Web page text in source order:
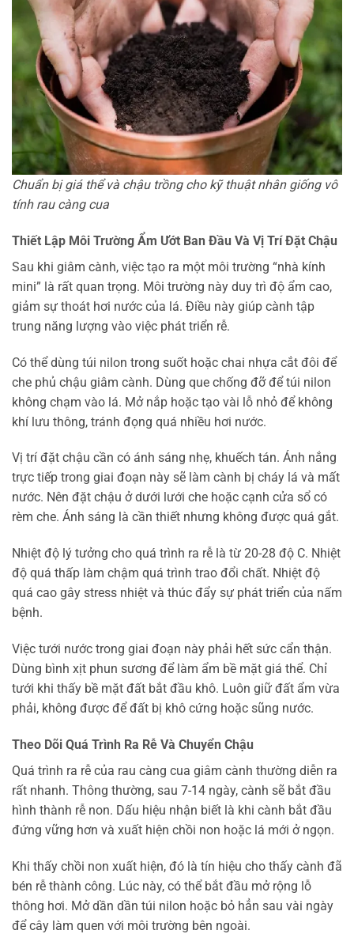
Chuẩn bị giá thể và chậu trồng cho kỹ thuật nhân giống vô
tính rau càng cua
Thiết Lập Môi Trường Ẩm Ướt Ban Đầu Và Vị Trí Đặt Chậu
Sau khi giâm cành, việc tạo ra một môi trường “nhà kính
mini” là rất quan trọng. Môi trường này duy trì độ ẩm cao,
giảm sự thoát hơi nước của lá. Điều này giúp cành tập
trung năng lượng vào việc phát triển rễ.
Có thể dùng túi nilon trong suốt hoặc chai nhựa cắt đôi để
che phủ chậu giâm cành. Dùng que chống đỡ để túi nilon
không chạm vào lá. Mở nắp hoặc tạo vài lỗ nhỏ để không
khí lưu thông, tránh đọng quá nhiều hơi nước.
Vị trí đặt chậu cần có ánh sáng nhẹ, khuếch tán. Ánh nắng
trực tiếp trong giai đoạn này sẽ làm cành bị cháy lá và mất
nước. Nên đặt chậu ở dưới lưới che hoặc cạnh cửa sổ có
rèm che. Ánh sáng là cần thiết nhưng không được quá gắt.
Nhiệt độ lý tưởng cho quá trình ra rễ là từ 20-28 độ C. Nhiệt
độ quá thấp làm chậm quá trình trao đổi chất. Nhiệt độ
quá cao gây stress nhiệt và thúc đẩy sự phát triển của nấm
bệnh.
Việc tưới nước trong giai đoạn này phải hết sức cẩn thận.
Dùng bình xịt phun sương để làm ẩm bề mặt giá thể. Chỉ
tưới khi thấy bề mặt đất bắt đầu khô. Luôn giữ đất ẩm vừa
phải, không được để đất bị khô cứng hoặc sũng nước.
Theo Dõi Quá Trình Ra Rễ Và Chuyển Chậu
Quá trình ra rễ của rau càng cua giâm cành thường diễn ra
rất nhanh. Thông thường, sau 7-14 ngày, cành sẽ bắt đầu
hình thành rễ non. Dấu hiệu nhận biết là khi cành bắt đầu
đứng vững hơn và xuất hiện chồi non hoặc lá mới ở ngọn.
Khi thấy chồi non xuất hiện, đó là tín hiệu cho thấy cành đã
bén rễ thành công. Lúc này, có thể bắt đầu mở rộng lỗ
thông hơi. Mở dần dần túi nilon hoặc bỏ hẳn sau vài ngày
để cây làm quen với môi trường bên ngoài.